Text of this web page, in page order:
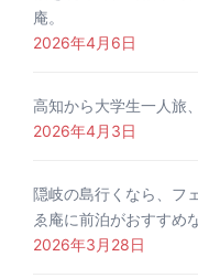
庵。
2026年4月6日
高知から大学生一人旅
2026年4月3日
隠岐の島行くなら、フ
ゑ庵に前泊がおすすめ
2026年3月28日